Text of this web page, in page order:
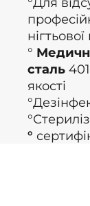
°
сталь
якості
°